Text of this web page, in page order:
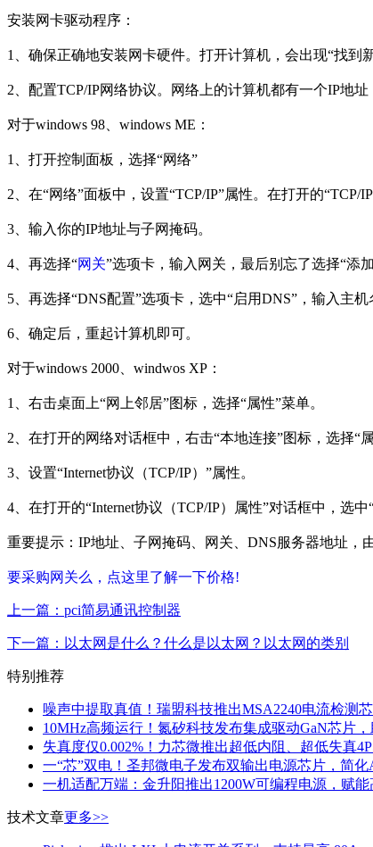
安装网卡驱动程序：
1、确保正确地安装网卡硬件。打开计算机，会出现“找到
2、配置TCP/IP网络协议。网络上的计算机都有一个IP地
对于windows 98、windows ME：
1、打开控制面板，选择“网络”
2、在“网络”面板中，设置“TCP/IP”属性。在打开的“TCP/
3、输入你的IP地址与子网掩码。
4、再选择“网关”选项卡，输入网关，最后别忘了选择“添加
5、再选择“DNS配置”选项卡，选中“启用DNS”，输入主
6、确定后，重起计算机即可。
对于windows 2000、windwos XP：
1、右击桌面上“网上邻居”图标，选择“属性”菜单。
2、在打开的网络对话框中，右击“本地连接”图标，选择“属
3、设置“Internet协议（TCP/IP）”属性。
4、在打开的“Internet协议（TCP/IP）属性”对话框中，选
重要提示：IP地址、子网掩码、网关、DNS服务器地址，
要采购网关么，点这里了解一下价格!
上一篇：pci简易通讯控制器
下一篇：以太网是什么？什么是以太网？以太网的类别
特别推荐
噪声中提取真值！瑞盟科技推出MSA2240电流检测
10MHz高频运行！氮矽科技发布集成驱动GaN芯片
失真度仅0.002%！力芯微推出超低内阻、超低失真
一“芯”双电！圣邦微电子发布双输出电源芯片，简
一机适配万端：金升阳推出1200W可编程电源，赋
技术文章更多>>